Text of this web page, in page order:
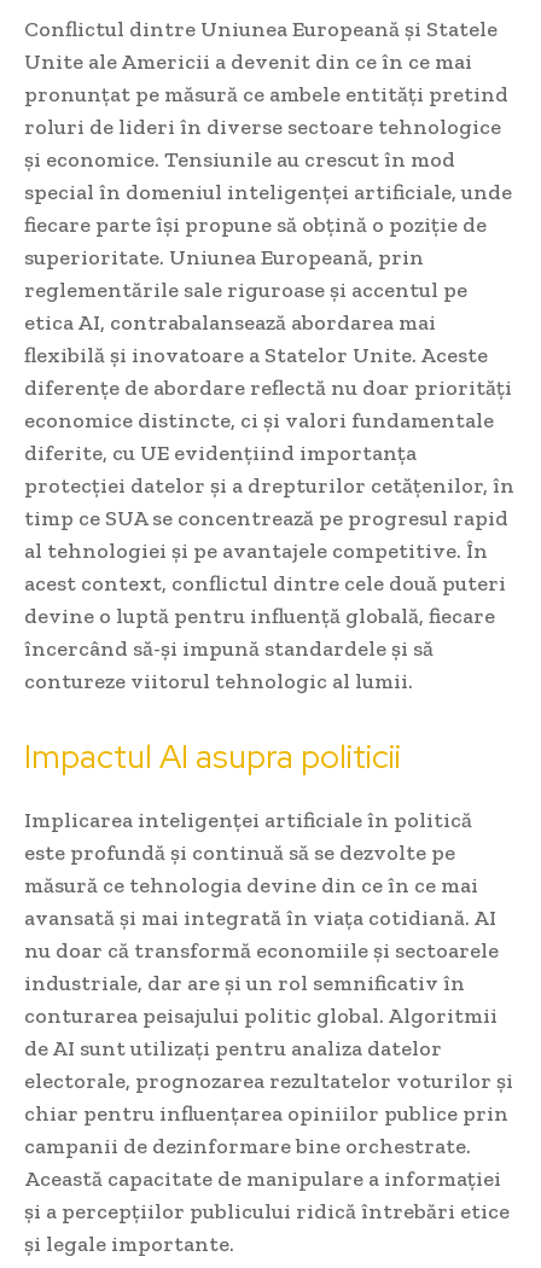
Conflictul dintre Uniunea Europeană și Statele
Unite ale Americii a devenit din ce în ce mai
pronunțat pe măsură ce ambele entități pretind
roluri de lideri în diverse sectoare tehnologice
și economice. Tensiunile au crescut în mod
special în domeniul inteligenței artificiale, unde
fiecare parte își propune să obțină o poziție de
superioritate. Uniunea Europeană, prin
reglementările sale riguroase și accentul pe
etica AI, contrabalansează abordarea mai
flexibilă și inovatoare a Statelor Unite. Aceste
diferențe de abordare reflectă nu doar priorități
economice distincte, ci și valori fundamentale
diferite, cu UE evidențiind importanța
protecției datelor și a drepturilor cetățenilor, în
timp ce SUA se concentrează pe progresul rapid
al tehnologiei și pe avantajele competitive. În
acest context, conflictul dintre cele două puteri
devine o luptă pentru influență globală, fiecare
încercând să-și impună standardele și să
contureze viitorul tehnologic al lumii.
Impactul AI asupra politicii
Implicarea inteligenței artificiale în politică
este profundă și continuă să se dezvolte pe
măsură ce tehnologia devine din ce în ce mai
avansată și mai integrată în viața cotidiană. AI
nu doar că transformă economiile și sectoarele
industriale, dar are și un rol semnificativ în
conturarea peisajului politic global. Algoritmii
de AI sunt utilizați pentru analiza datelor
electorale, prognozarea rezultatelor voturilor și
chiar pentru influențarea opiniilor publice prin
campanii de dezinformare bine orchestrate.
Această capacitate de manipulare a informației
și a percepțiilor publicului ridică întrebări etice
și legale importante.